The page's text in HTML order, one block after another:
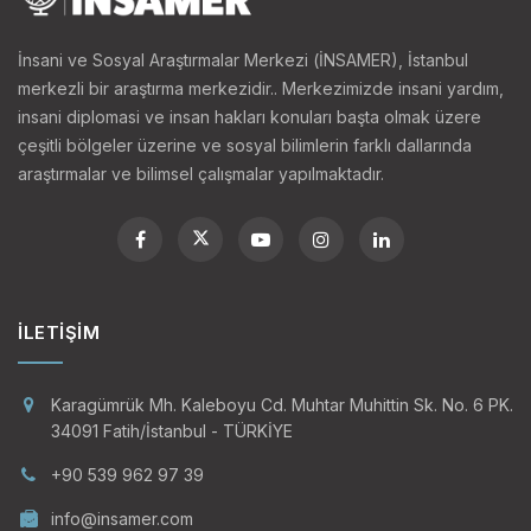
incelemede bulunmayı amaçlamaktadır. Raporda
ayrıca, 7 Ekim 2023 tarihinden bugüne kadar İsrail'in
yoğun saldırıları altındaki Gazze'de hayatta kalma
mücadelesi veren Filistinli çocukların durumuna da
gelmektedir. Bu terim Roma İmparatorluğu’nda 0-7 yaş
zamanla ve kültürlere göre yüzyıllar içerisinde
değişikliklere uğramış olsa da çocuk teriminin en kesin
İnsani ve Sosyal Araştırmalar Merkezi (İNSAMER), İstanbul
merkezli bir araştırma merkezidir.. Merkezimizde insani yardım,
insani diplomasi ve insan hakları konuları başta olmak üzere
çeşitli bölgeler üzerine ve sosyal bilimlerin farklı dallarında
araştırmalar ve bilimsel çalışmalar yapılmaktadır.
İLETIŞIM
Karagümrük Mh. Kaleboyu Cd. Muhtar Muhittin Sk. No. 6 PK.
34091 Fatih/İstanbul - TÜRKİYE
+90 539 962 97 39
info@insamer.com